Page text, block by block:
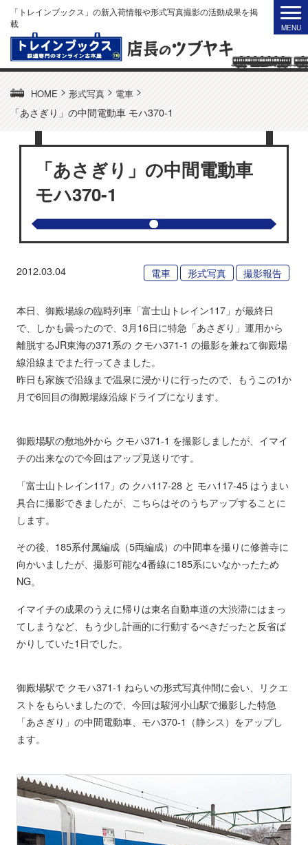
「トレインブックス」の新入荷情報や形式写真撮影の活動成果を掲
載
HOME > 形式写真 > 電車 >
「あさぎり」の中間電動車 モハ370-1
「あさぎり」の中間電動車
モハ370-1
2012.03.04 電車 形式写真 撮影報告
本日、御殿場線の臨時列車「富士山トレイン117」が最終日
で、しかも曇ったので、3月16日に特急「あさぎり」運用から
離脱するJR東海の371系の クモハ371-1 の撮影を兼ねて御殿場
線沿線までまた行ってきました。
昨日も家族で沿線まで温泉に浸かりに行ったので、もうこの1か
月で6回目の御殿場線沿線ドライブになります。
御殿場駅の敷地外から クモハ371-1 を撮影しましたが、イマイ
チの出来なので今回はアップ見送りです。
「富士山トレイン117」の クハ117-28 と モハ117-45 はうまい
具合に撮影できましたが、こちらはそのうちアップすることに
します。
その後、185系付属編成（5両編成）の中間車を撮りに修善寺に
向かいましたが、撮影可能な4番線に185系にいなかったため
NG。
イマイチの成果のうえに帰りは東名自動車道の大渋滞にはまっ
てしまうなど、もう少し計画的に行動するべきだったと反省ば
かりしていた1日でした。
御殿場駅で クモハ371-1 ねらいの形式写真仲間に会い、リクエ
ストをもらいましたので、今回は駿河小山駅で撮影した特急
「あさぎり」の中間電動車、モハ370-1（静シス）をアップし
ます。